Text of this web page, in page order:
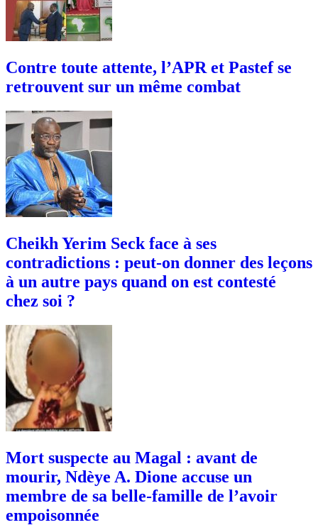
Contre toute attente, l’APR et Pastef se
retrouvent sur un même combat
Cheikh Yerim Seck face à ses
contradictions : peut-on donner des leçons
à un autre pays quand on est contesté
chez soi ?
Mort suspecte au Magal : avant de
mourir, Ndèye A. Dione accuse un
membre de sa belle-famille de l’avoir
empoisonnée